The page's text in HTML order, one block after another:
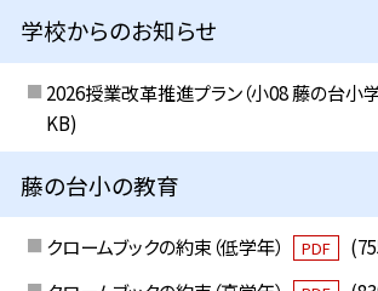
学校からのお知らせ
2026授業改革推進プラン（小08 藤の台小学
KB)
藤の台小の教育
クロームブックの約束（低学年） PDF